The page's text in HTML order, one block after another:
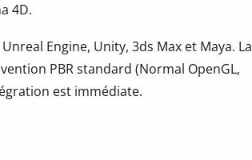
4D.
Engine, Unity, 3ds Max et Maya. La
PBR standard (Normal OpenGL,
est immédiate.